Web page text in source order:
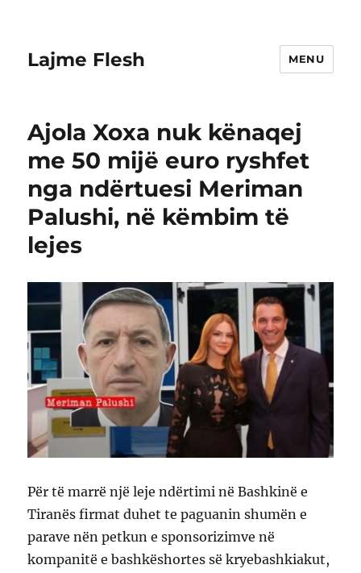
Lajme Flesh MENU
Ajola Xoxa nuk kënaqej
me 50 mijë euro ryshfet
nga ndërtuesi Meriman
Palushi, në këmbim të
lejes
Për të marrë një leje ndërtimi në Bashkinë e
Tiranës firmat duhet te paguanin shumën e
parave nën petkun e sponsorizimve në
kompanitë e bashkëshortes së kryebashkiakut,